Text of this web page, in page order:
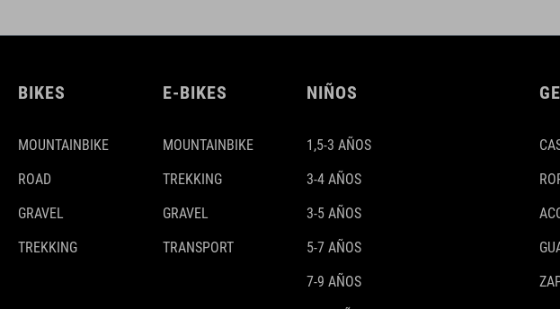
BIKES
MOUNTAINBIKE
ROAD
GRAVEL
TREKKING
E-BIKES
MOUNTAINBIKE
TREKKING
GRAVEL
TRANSPORT
NIÑOS
1,5-3 AÑOS
3-4 AÑOS
3-5 AÑOS
5-7 AÑOS
7-9 AÑOS